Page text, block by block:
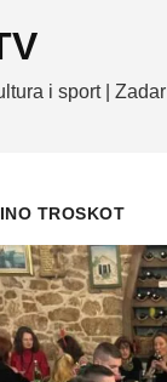
i sport | Zadar
TROSKOT